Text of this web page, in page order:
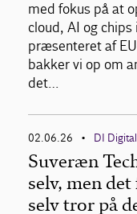
med fokus på at
cloud, AI og
præsenteret af
bakker vi op om
det…
02.06.26 • DI Digital
Suveræn
selv, men
selv tror på